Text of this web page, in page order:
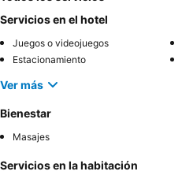
Servicios en el hotel
Juegos o videojuegos
Estacionamiento
Ver más
Bienestar
Masajes
Servicios en la habitación